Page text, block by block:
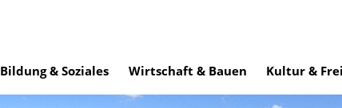
Bildung & Soziales Wirtschaft & Bauen Kultur &